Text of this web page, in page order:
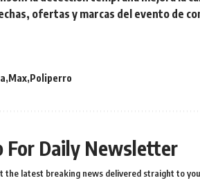
ofertas y marcas del evento de
Max Poliperro
For Daily Newsletter
the latest breaking news delivered straight to